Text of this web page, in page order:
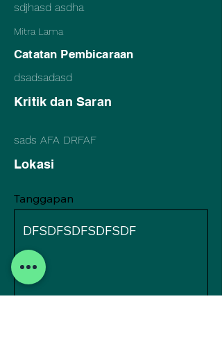
sdjhasd asdha
Mitra Lama
Catatan Pembicaraan
dsadsadasd
Kritik dan Saran
sads AFA DRFAF
Lokasi
Tanggapan